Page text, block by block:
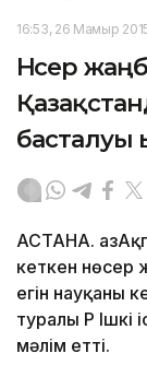
16:53, 26 Мамыр
Нөсер
басталуы
АСТАНА.
кеткен нөсер
егін науқаны
туралы ҚР
мәлім етті.